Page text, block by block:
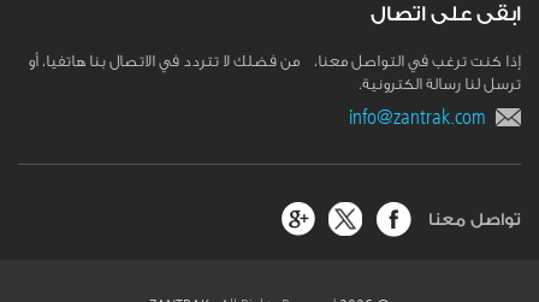
ابقى على اتصال
إذا كنت ترغب في التواصل معنا، من فضلك لا تتردد في الاتصال بنا هاتفيا، أو
ترسل لنا رسالة الكترونية.
تواصل معنا